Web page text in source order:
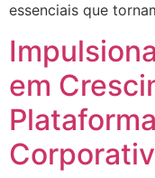
essenciais que
em